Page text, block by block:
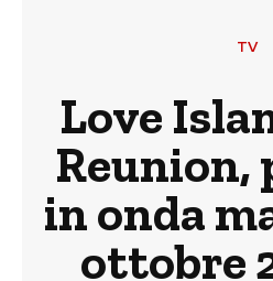
TV
Love
Reunion,
in onda
ottobre